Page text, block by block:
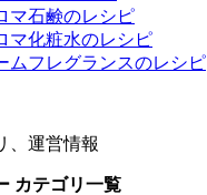
マ石鹸のレシピ
マ化粧水のレシピ
ムフレグランスのレシピ
、運営情報
カテゴリ一覧